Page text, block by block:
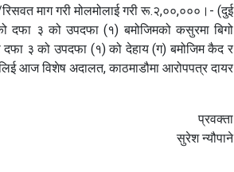
माग गरी मोलमोलाई गरी रू.२,००,०००।- (दुई
दफा ३ को उपदफा (१) बमोजिमको कसुरमा बिगो
३ को उपदफा (१) को देहाय (ग) बमोजिम कैद र
लिई आज विशेष अदालत, काठमाडौमा आरोपपत्र दायर
प्रवक्ता
सुरेश न्यौपाने